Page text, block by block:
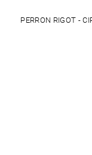
PERRON RIGOT -